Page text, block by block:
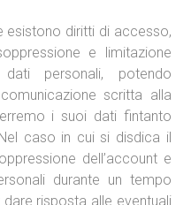
esistono diritti di accesso,
e limitazione
personali, potendo
scritta alla
i suoi dati fintanto
caso in cui si disdica il
dell’account e
durante un tempo
risposta alle eventuali